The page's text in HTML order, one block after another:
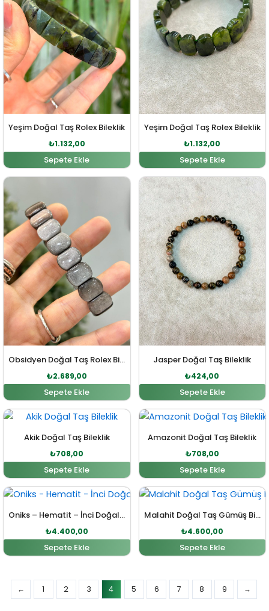
Yeşim Doğal Taş Rolex Bileklik
₺1.132,00
Sepete Ekle
Yeşim Doğal Taş Rolex Bileklik
₺1.132,00
Sepete Ekle
Obsidyen Doğal Taş Rolex Bileklik
Orijinal fiyat: ₺2.958,00.
₺2.689,00
Şu andaki fiyat: ₺2.689,00.
Sepete Ekle
Jasper Doğal Taş Bileklik
Orijinal fiyat:
₺424,00
Şu andaki
Sepete Ekle
Akik Doğal Taş Bileklik
Orijinal fiyat: ₺778,00.
₺708,00
Şu andaki fiyat: ₺708,00.
Sepete Ekle
Amazonit Doğal Taş Bileklik
Orijinal fiyat: ₺778,00.
₺708,00
Şu andaki
Sepete Ekle
Oniks – Hematit – İnci Doğal Taş Yin Yang Sembol Gümüş Bileklik
Orijinal fiyat: ₺4.800,00.
₺4.400,00
Şu andaki fiyat: ₺4.400,00.
Sepete Ekle
Malahit Doğal Taş Gümüş Bileklik
Orijinal fiyat:
₺4.600,00
Şu andaki
Sepete Ekle